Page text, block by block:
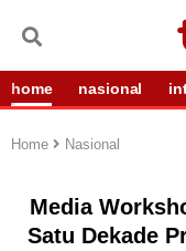
home nasional
Home Nasional
Media
Satu Dekade